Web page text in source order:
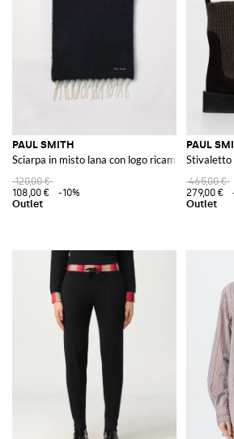
PAUL SMITH
Sciarpa in misto lana con logo ricamato
120,00 €
108,00 €
-10%
PAUL
Stivaletto
465,00 €
279,00 €